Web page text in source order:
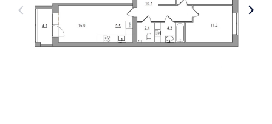
Вакансии
Офисы продаж
Контакты